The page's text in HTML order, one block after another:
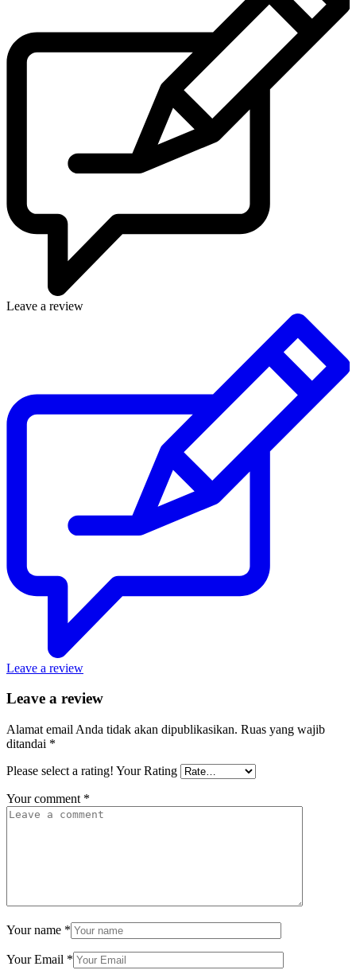
Leave a review
Leave a review
Leave a review
Alamat email Anda tidak akan dipublikasikan. Ruas yang wajib
ditandai *
Please select a rating! Your Rating
Your comment *
Your name *
Your Email *